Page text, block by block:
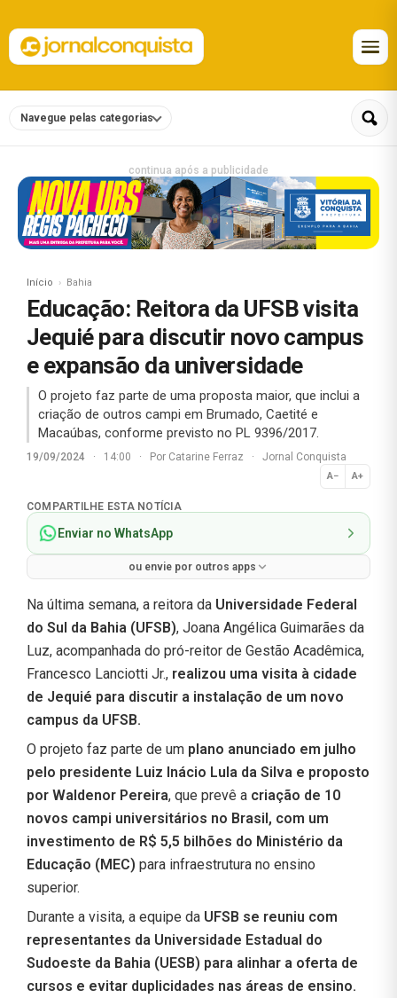
Navegue pelas categorias
continua após a publicidade
Início Bahia
Educação: Reitora da UFSB visita
Jequié para discutir novo campus
e expansão da universidade
O projeto faz parte de uma proposta maior, que inclui a
criação de outros campi em Brumado, Caetité e
Macaúbas, conforme previsto no PL 9396/2017.
19/09/2024 · 14:00 · Por Catarine Ferraz · Jornal Conquista
A− A+
Normal
COMPARTILHE ESTA NOTÍCIA
Enviar no WhatsApp
ou envie por outros apps
Na última semana, a reitora da Universidade Federal
do Sul da Bahia (UFSB), Joana Angélica Guimarães da
Luz, acompanhada do pró-reitor de Gestão Acadêmica,
Francesco Lanciotti Jr., realizou uma visita à cidade
de Jequié para discutir a instalação de um novo
campus da UFSB.
O projeto faz parte de um plano anunciado em julho
pelo presidente Luiz Inácio Lula da Silva e proposto
por Waldenor Pereira, que prevê a criação de 10
novos campi universitários no Brasil, com um
investimento de R$ 5,5 bilhões do Ministério da
Educação (MEC) para infraestrutura no ensino
superior.
Durante a visita, a equipe da UFSB se reuniu com
representantes da Universidade Estadual do
Sudoeste da Bahia (UESB) para alinhar a oferta de
cursos e evitar duplicidades nas áreas de ensino.